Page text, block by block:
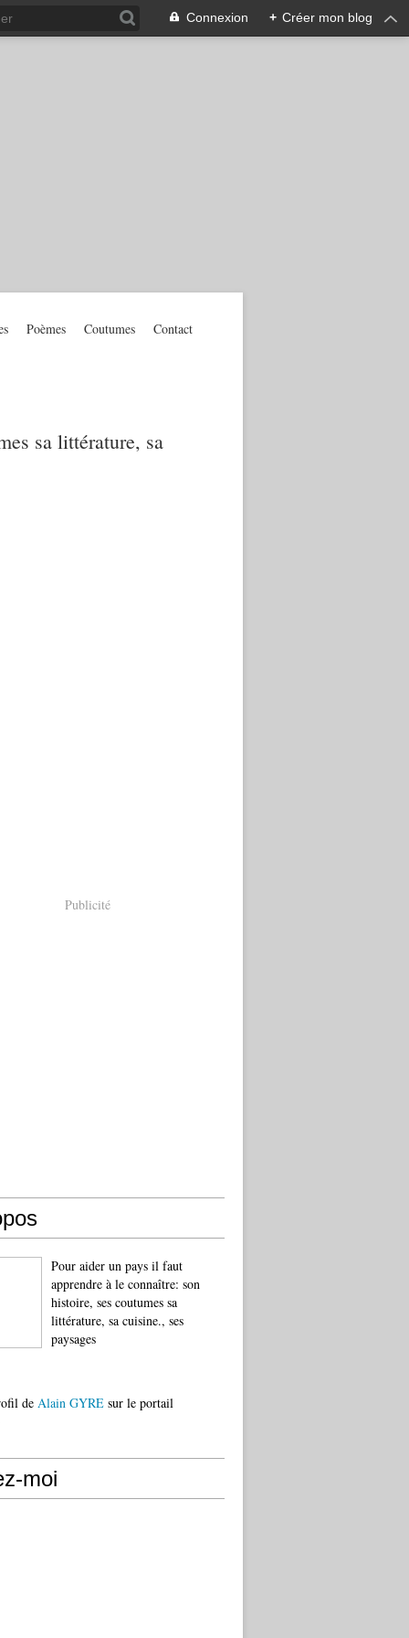
Connexion + Créer mon blog
sa littérature, sa
Poèmes Coutumes Contact
Publicité
Pour aider un pays il faut
apprendre à le connaître: son
histoire, ses coutumes sa
littérature, sa cuisine., ses
paysages
de Alain GYRE sur le portail
moi